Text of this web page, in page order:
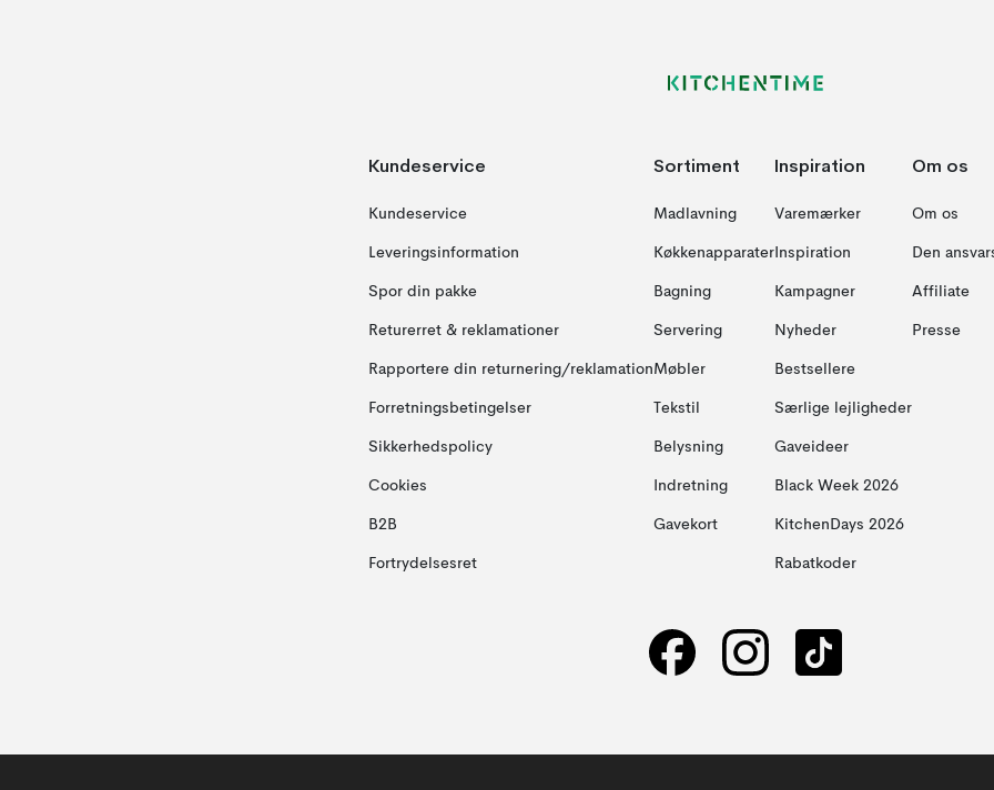
Kundeservice
Kundeservice
Leveringsinformation
Spor din pakke
Returerret & reklamationer
Rapportere din returnering/reklamation
Forretningsbetingelser
Sikkerhedspolicy
Cookies
B2B
Fortrydelsesret
Sortiment
Madlavning
Køkkenapparater
Bagning
Servering
Møbler
Tekstil
Belysning
Indretning
Gavekort
Inspiration
Varemærker
Inspiration
Kampagner
Nyheder
Bestsellere
Særlige lejligheder
Gaveideer
Black Week 2026
KitchenDays 2026
Rabatkoder
Om os
Om os
Den
Affiliate
Presse